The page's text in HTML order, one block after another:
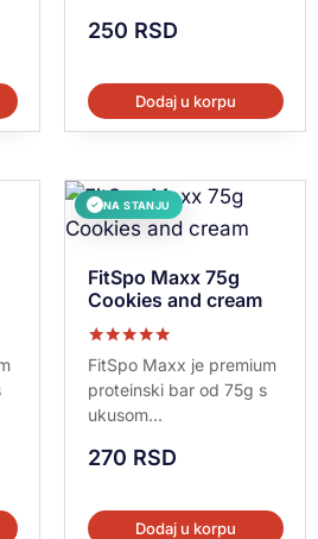
250 RSD
Dodaj u korpu
✓ NA STANJU
FitSpo Maxx 75g
Cookies and cream
Ocenjeno sa
5.00
od 5
FitSpo Maxx je premium
proteinski bar od 75g s
ukusom...
270 RSD
Dodaj u korpu